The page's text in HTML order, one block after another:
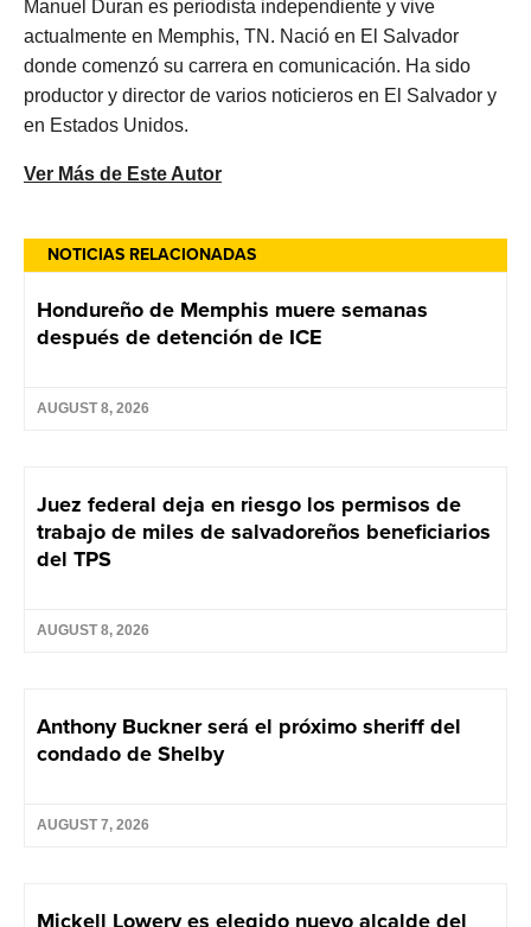
NOTICIAS RELACIONADAS
Hondureño de Memphis muere semanas
después de detención de ICE
AUGUST 8, 2026
Juez federal deja en riesgo los permisos de
trabajo de miles de salvadoreños beneficiarios
del TPS
AUGUST 8, 2026
Anthony Buckner será el próximo sheriff del
condado de Shelby
AUGUST 7, 2026
Manuel Duran es periodista independiente y vive
actualmente en Memphis, TN. Nació en El Salvador
donde comenzó su carrera en comunicación. Ha sido
productor y director de varios noticieros en El Salvador y
en Estados Unidos.
Ver Más de Este Autor